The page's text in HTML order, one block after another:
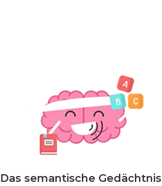
Das semantische Gedächtnis